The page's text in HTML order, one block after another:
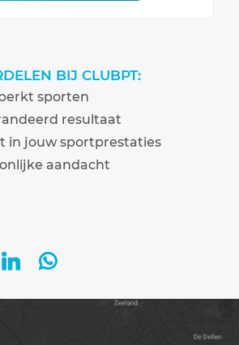
BIJ CLUBPT:
sporten
resultaat
in jouw sportprestaties
aandacht